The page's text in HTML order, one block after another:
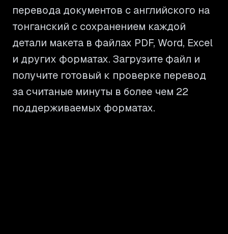
перевода документов с английского на
тонганский с сохранением каждой
детали макета в файлах PDF, Word, Excel
и других форматах. Загрузите файл и
получите готовый к проверке перевод
за считаные минуты в более чем 22
поддерживаемых форматах.